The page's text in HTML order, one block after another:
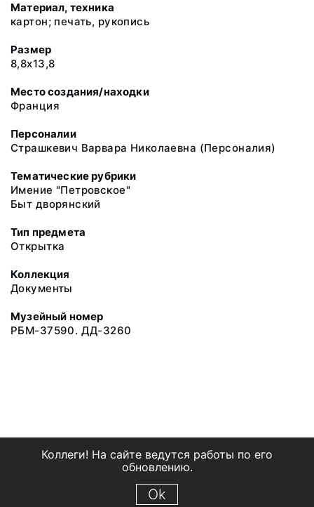
Материал, техника
картон; печать, рукопись
Размер
8,8х13,8
Место создания/находки
Франция
Персоналии
Страшкевич Варвара Николаевна (Персоналия)
Тематические рубрики
Имение "Петровское"
Быт дворянский
Тип предмета
Открытка
Коллекция
Документы
Музейный номер
РБМ-37590. ДД-3260
Коллеги! На сайте ведутся работы по его
обновлению.
Ok